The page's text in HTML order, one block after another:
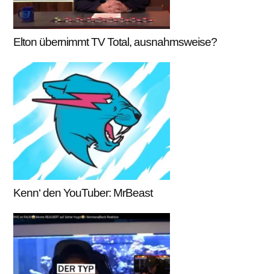
Elton übernimmt TV Total, ausnahmsweise?
Kenn‘ den YouTuber: MrBeast